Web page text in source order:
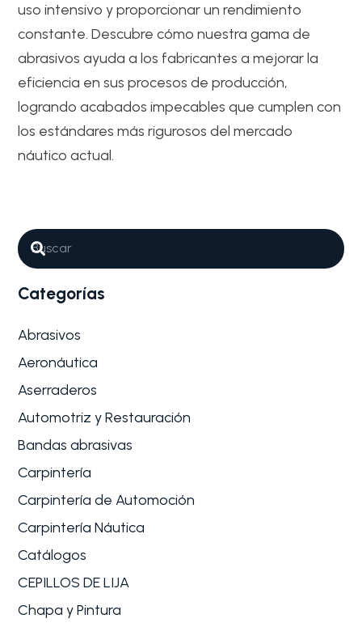
uso intensivo y proporcionar un rendimiento
constante. Descubre cómo nuestra gama de
abrasivos ayuda a los fabricantes a mejorar la
eficiencia en sus procesos de producción,
logrando acabados impecables que cumplen con
los estándares más rigurosos del mercado
náutico actual.
Por qué son tan importantes los
Abrasivos para Fabricación de
canoas y kayaks
La fabricación de embarcaciones ligeras, como canoas
y kayaks, es un proceso…
Categorías
Abrasivos
Aeronáutica
Aserraderos
Automotriz y Restauración
Bandas abrasivas
Carpintería
Carpintería de Automoción
Carpintería Náutica
Catálogos
CEPILLOS DE LIJA
Chapa y Pintura